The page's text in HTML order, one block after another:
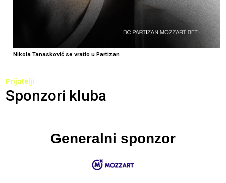
Nikola Tanasković se vratio u Partizan
Prijatelji
Sponzori kluba
Generalni sponzor